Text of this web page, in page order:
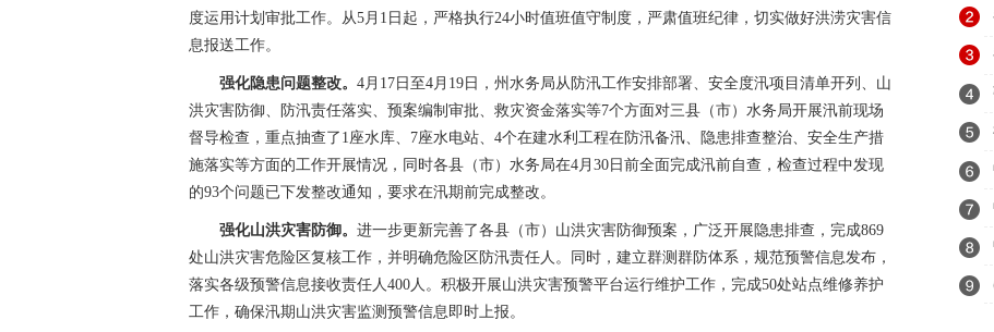
度运用计划审批工作。从5月1日起，严格执行24小时值班值守制度，严肃值班纪律，切实做好洪涝灾害信
息报送工作。
强化隐患问题整改。 4月17日至4月19日，州水务局从防汛工作安排部署、安全度汛项目清单开列、山
洪灾害防御、防汛责任落实、预案编制审批、救灾资金落实等7个方面对三县（市）水务局开展汛前现场
督导检查，重点抽查了1座水库、7座水电站、4个在建水利工程在防汛备汛、隐患排查整治、安全生产措
施落实等方面的工作开展情况，同时各县（市）水务局在4月30日前全面完成汛前自查，检查过程中发现
的93个问题已下发整改通知，要求在汛期前完成整改。
强化山洪灾害防御。 进一步更新完善了各县（市）山洪灾害防御预案，广泛开展隐患排查，完成869
处山洪灾害危险区复核工作，并明确危险区防汛责任人。同时，建立群测群防体系，规范预警信息发布，
落实各级预警信息接收责任人400人。积极开展山洪灾害预警平台运行维护工作，完成50处站点维修养护
工作，确保汛期山洪灾害监测预警信息即时上报。